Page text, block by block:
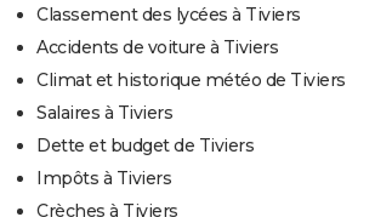
Classement des lycées à Tiviers
Accidents de voiture à Tiviers
Climat et historique météo de Tiviers
Salaires à Tiviers
Dette et budget de Tiviers
Impôts à Tiviers
Crèches à Tiviers